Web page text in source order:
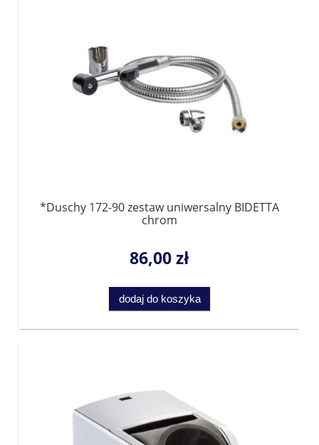
*Duschy 172-90 zestaw uniwersalny BIDETTA
chrom
86,00 zł
dodaj do koszyka